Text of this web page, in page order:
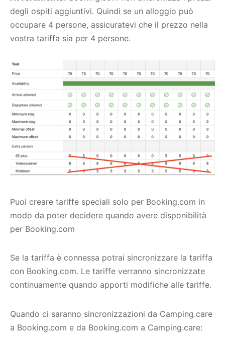
degli ospiti aggiuntivi. Quindi se un alloggio può
occupare 4 persone, assicuratevi che il prezzo nella
vostra tariffa sia per 4 persone.
Puoi creare tariffe speciali solo per Booking.com in
modo da poter decidere quando avere disponibilità
per Booking.com
Se la tariffa è connessa potrai sincronizzare la tariffa
con Booking.com. Le tariffe verranno sincronizzate
continuamente quando apporti modifiche alle tariffe.
Quando ci saranno sincronizzazioni da Camping.care
a Booking.com e da Booking.com a Camping.care: